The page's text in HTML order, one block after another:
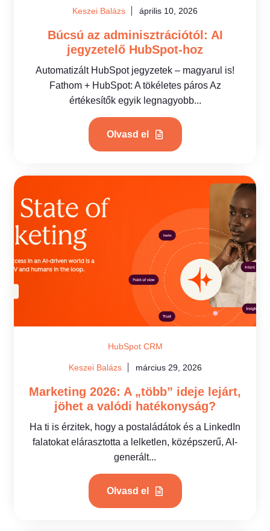
Keszei Balázs április 10, 2026
Búcsú az adminisztrációtól: AI
jegyzetelő HubSpot-hoz
Automatizált HubSpot jegyzetek – magyarul is!
Fathom + HubSpot: A tökéletes páros Az
értékesítők egyik legnagyobb...
Olvasd el
HubSpot CRM
Keszei Balázs március 29, 2026
Marketing 2026: A „több” ideje lejárt,
jöhet a valódi hatékonyság?
Ha ti is érzitek, hogy a postaládátok és a LinkedIn
falatokat elárasztotta a lelketlen, középszerű, AI-
generált...
Olvasd el